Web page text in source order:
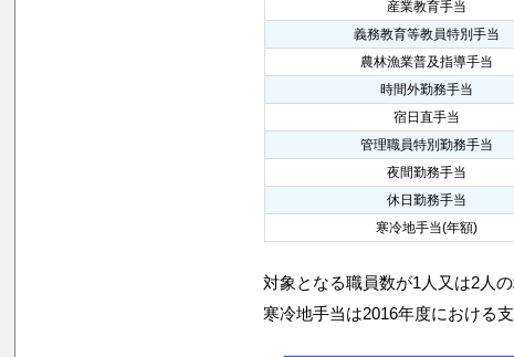
産業教育手当
義務教育等教員特別手当
農林漁業普及指導手当
時間外勤務手当
宿日直手当
管理職員特別勤務手当
夜間勤務手当
休日勤務手当
寒冷地手当(年額)
対象となる職員数が1人又は2人
寒冷地手当は2016年度における